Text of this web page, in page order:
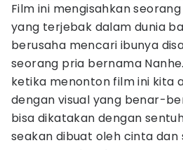
Film ini mengisahkan
yang terjebak dalam dunia
berusaha mencari ibunya
seorang pria bernama
ketika menonton film ini kita
dengan visual yang benar-
bisa dikatakan dengan
seakan dibuat oleh cinta